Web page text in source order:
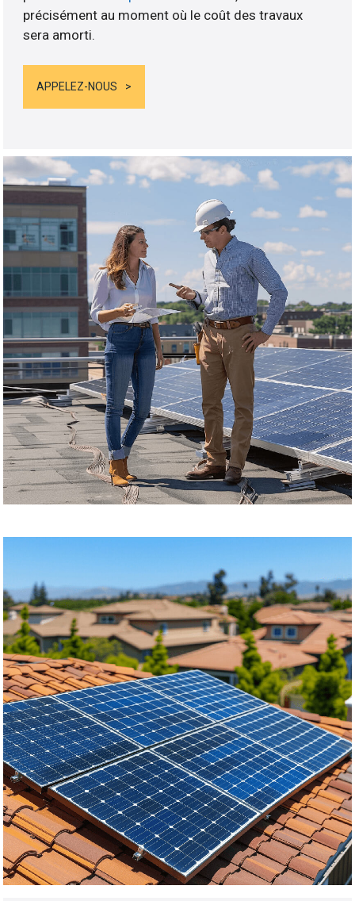
précisément au moment où le coût des travaux
sera amorti.
APPELEZ-NOUS